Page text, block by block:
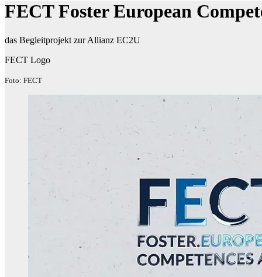
FECT Foster European
das Begleitprojekt zur Allianz EC2U
FECT Logo
Foto: FECT